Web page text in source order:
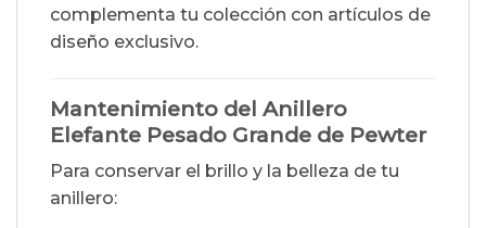
complementa tu colección con artículos de
diseño exclusivo.
Mantenimiento del Anillero
Elefante Pesado Grande de Pewter
Para conservar el brillo y la belleza de tu
anillero: